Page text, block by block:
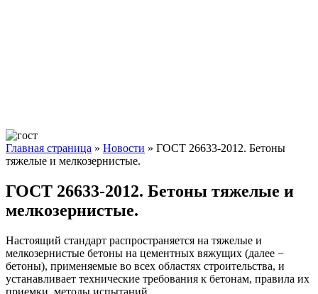
Главная страница » Новости » ГОСТ 26633-2012. Бетоны
тяжелые и мелкозернистые.
ГОСТ 26633-2012. Бетоны тяжелые и
мелкозернистые.
Настоящий стандарт распространяется на тяжелые и
мелкозернистые бетоны на цементных вяжущих (далее −
бетоны), применяемые во всех областях строительства, и
устанавливает технические требования к бетонам, правила их
приемки, методы испытаний.